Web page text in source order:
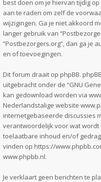
best doen om je hiervan tijdig
aan te raden om zelf de
wijzigingen. Ga je niet akkoord
langer gebruik van
“Postbezorgers.org”, dan ga je
en of toevoegingen.
Dit forum draait op phpBB.
uitgebracht onder de “GNU
kan gedownload worden via
Nederlandstalige website
internetgebaseerde discussies
verantwoordelijk voor wat
toelaatbare inhoud en/of
vinden op https://
www.phpbb.nl.
Je verklaart geen berichten te